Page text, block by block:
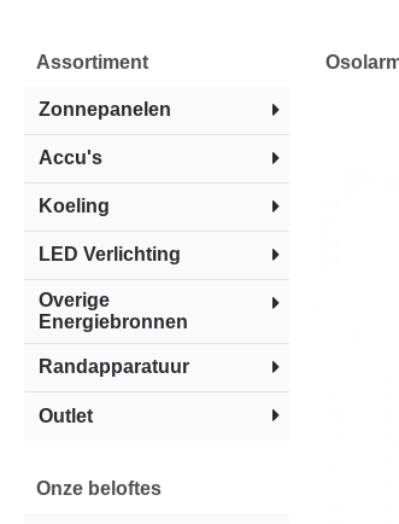
Assortiment
Zonnepanelen
Accu's
Koeling
LED Verlichting
Overige
Energiebronnen
Randapparatuur
Outlet
Onze beloftes